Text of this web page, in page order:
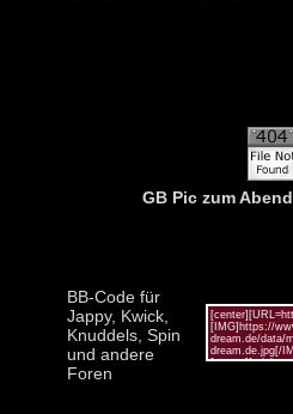
GB Pic zum Abend
BB-Code für
Jappy, Kwick,
Knuddels, Spin
und andere
Foren